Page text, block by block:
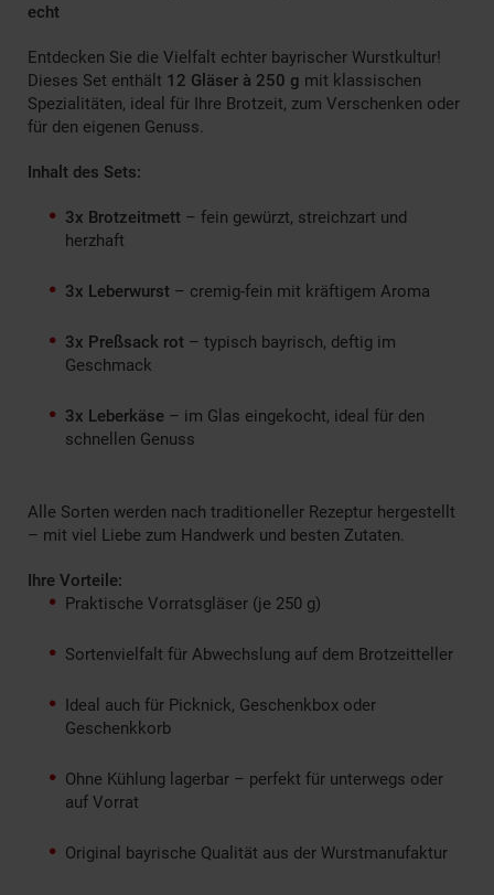
echt
Entdecken Sie die Vielfalt echter bayrischer Wurstkultur!
Dieses Set enthält 12 Gläser à 250 g mit klassischen
Spezialitäten, ideal für Ihre Brotzeit, zum Verschenken oder
für den eigenen Genuss.
Inhalt des Sets:
3x Brotzeitmett – fein gewürzt, streichzart und
herzhaft
3x Leberwurst – cremig-fein mit kräftigem Aroma
3x Preßsack rot – typisch bayrisch, deftig im
Geschmack
3x Leberkäse – im Glas eingekocht, ideal für den
schnellen Genuss
Alle Sorten werden nach traditioneller Rezeptur hergestellt
– mit viel Liebe zum Handwerk und besten Zutaten.
Ihre Vorteile:
Praktische Vorratsgläser (je 250 g)
Sortenvielfalt für Abwechslung auf dem Brotzeitteller
Ideal auch für Picknick, Geschenkbox oder
Geschenkkorb
Ohne Kühlung lagerbar – perfekt für unterwegs oder
auf Vorrat
Original bayrische Qualität aus der Wurstmanufaktur